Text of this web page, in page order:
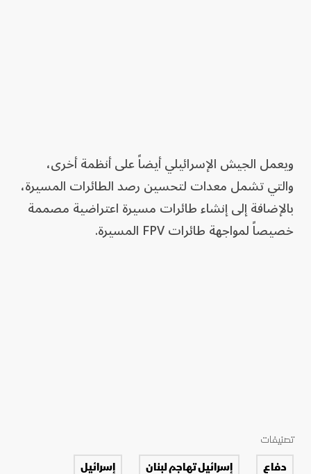
ويعمل الجيش الإسرائيلي أيضاً على أنظمة أخرى،
والتي تشمل معدات لتحسين رصد الطائرات المسيرة،
بالإضافة إلى إنشاء طائرات مسيرة اعتراضية مصممة
خصيصاً لمواجهة طائرات FPV المسيرة.
تصنيفات
دفاع إسرائيل تهاجم لبنان إسرائيل